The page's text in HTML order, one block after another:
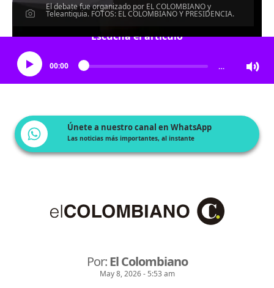
El debate fue organizado por EL COLOMBIANO y
Teleantiquia. FOTOS: EL COLOMBIANO Y PRESIDENCIA.
Escucha el artículo
00:00 …
Únete a nuestro canal en WhatsApp
Las noticias más importantes, al instante
Por:El Colombiano
May 8, 2026 - 5:53 am